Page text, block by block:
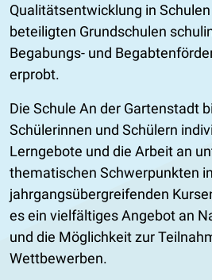
Qualitätsentwicklung in
beteiligten Grundschulen
Begabungs- und
erprobt.
Die Schule An der Gartenstadt
Schülerinnen und Schülern
Lerngebote und die Arbeit an
thematischen Schwerpunkten in
jahrgangsübergreifenden
es ein vielfältiges Angebot an
und die Möglichkeit zur
Wettbewerben.